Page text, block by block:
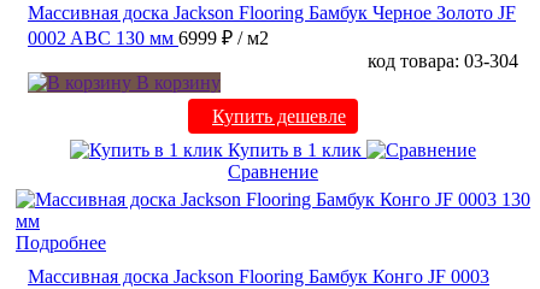
Массивная доска Jackson Flooring Бамбук Черное Золото JF
0002 ABC 130 мм 6999 ₽ / м2
код товара: 03-304
В корзину
Купить дешевле
Купить в 1 клик
Сравнение
Подробнее
Массивная доска Jackson Flooring Бамбук Конго JF 0003